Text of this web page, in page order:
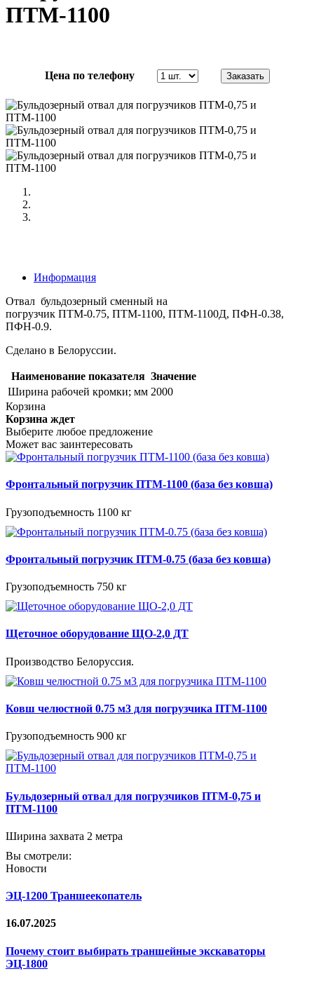
ПТМ-1100
Цена по телефону
Информация
Отвал бульдозерный сменный на
погрузчик ПТМ-0.75, ПТМ-1100, ПТМ-1100Д, ПФН-0.38,
ПФН-0.9.
Сделано в Белоруссии.
Наименование показателя Значение
Ширина рабочей кромки; мм 2000
Корзина
Корзина ждет
Выберите любое предложение
Может вас заинтересовать
Фронтальный погрузчик ПТМ-1100 (база без ковша)
Грузоподъемность 1100 кг
Фронтальный погрузчик ПТМ-0.75 (база без ковша)
Грузоподъемность 750 кг
Щеточное оборудование ЩО-2,0 ДТ
Производство Белоруссия.
Ковш челюстной 0.75 м3 для погрузчика ПТМ-1100
Грузоподъемность 900 кг
Бульдозерный отвал для погрузчиков ПТМ-0,75 и
ПТМ-1100
Ширина захвата 2 метра
Вы смотрели:
Новости
ЭЦ-1200 Траншеекопатель
16.07.2025
Почему стоит выбирать траншейные экскаваторы
ЭЦ-1800